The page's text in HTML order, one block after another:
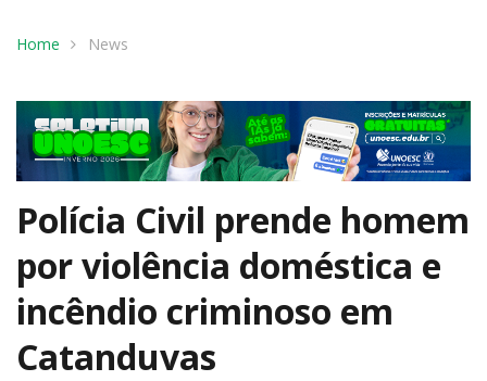
Home News
Polícia Civil prende homem
por violência doméstica e
incêndio criminoso em
Catanduvas